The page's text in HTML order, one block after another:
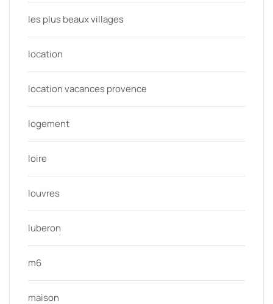
les plus beaux villages
location
location vacances provence
logement
loire
louvres
luberon
m6
maison